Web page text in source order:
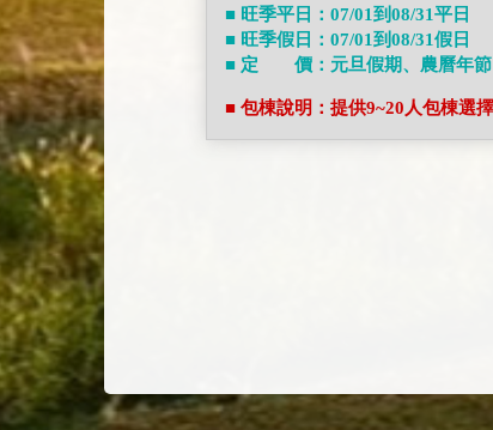
■ 旺季平日：07/01到08/31平日
■ 旺季假日：07/01到08/31假日
■ 定 價：元旦假期、農曆年節
■ 包棟說明：提供9~20人包棟選